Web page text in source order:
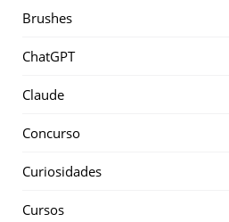
Brushes
ChatGPT
Claude
Concurso
Curiosidades
Cursos